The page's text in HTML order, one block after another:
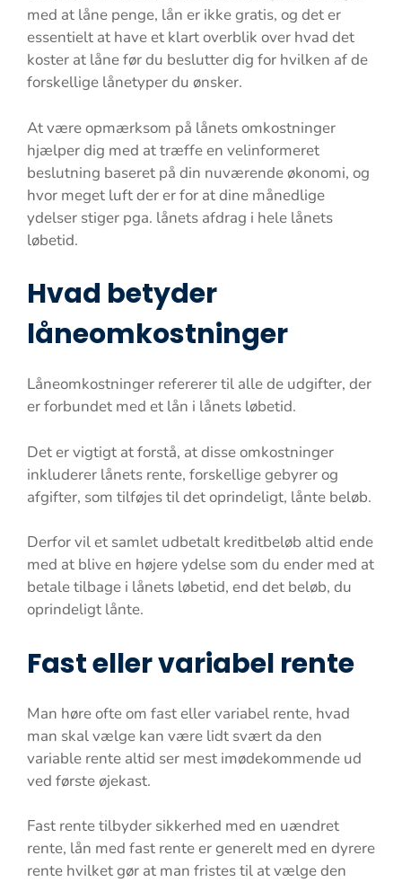
med at låne penge, lån er ikke gratis, og det er
essentielt at have et klart overblik over hvad det
koster at låne før du beslutter dig for hvilken af de
forskellige lånetyper du ønsker.
At være opmærksom på lånets omkostninger
hjælper dig med at træffe en velinformeret
beslutning baseret på din nuværende økonomi, og
hvor meget luft der er for at dine månedlige
ydelser stiger pga. lånets afdrag i hele lånets
løbetid.
Hvad betyder
låneomkostninger
Låneomkostninger refererer til alle de udgifter, der
er forbundet med et lån i lånets løbetid.
Det er vigtigt at forstå, at disse omkostninger
inkluderer lånets rente, forskellige gebyrer og
afgifter, som tilføjes til det oprindeligt, lånte beløb.
Derfor vil et samlet udbetalt kreditbeløb altid ende
med at blive en højere ydelse som du ender med at
betale tilbage i lånets løbetid, end det beløb, du
oprindeligt lånte.
Fast eller variabel rente
Man høre ofte om fast eller variabel rente, hvad
man skal vælge kan være lidt svært da den
variable rente altid ser mest imødekommende ud
ved første øjekast.
Fast rente tilbyder sikkerhed med en uændret
rente, lån med fast rente er generelt med en dyrere
rente hvilket gør at man fristes til at vælge den